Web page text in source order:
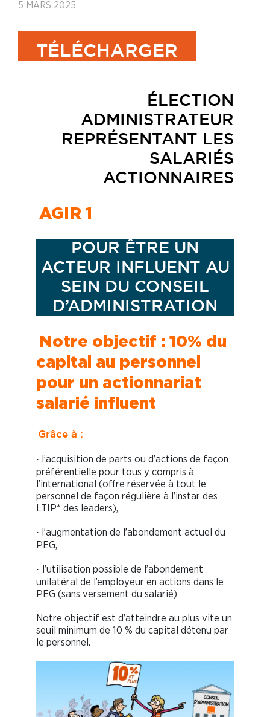
5 MARS 2025
TÉLÉCHARGER
ÉLECTION
ADMINISTRATEUR
REPRÉSENTANT LES
SALARIÉS
ACTIONNAIRES
AGIR 1
POUR ÊTRE UN
ACTEUR INFLUENT AU
SEIN DU CONSEIL
D’ADMINISTRATION
Notre objectif : 10% du
capital au personnel
pour un actionnariat
salarié influent
Grâce à :
· l’acquisition de parts ou d’actions de façon
préférentielle pour tous y compris à
l’international (offre réservée à tout le
personnel de façon régulière à l’instar des
LTIP* des leaders),
· l’augmentation de l’abondement actuel du
PEG,
·
l’utilisation possible de l’abondement
unilatéral de l’employeur en actions dans le
PEG (sans versement du salarié)
Notre objectif est d’atteindre au plus vite un
seuil minimum de 10 % du capital détenu par
le personnel.